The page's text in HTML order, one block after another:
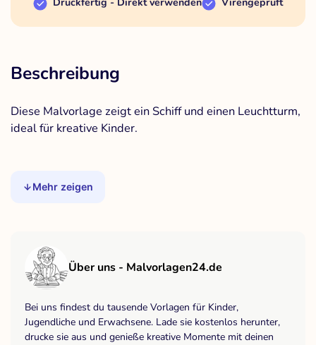
Beschreibung
Diese Malvorlage zeigt ein Schiff und einen Leuchtturm,
ideal für kreative Kinder.
Mehr zeigen
Über uns - Malvorlagen24.de
Bei uns findest du tausende Vorlagen für Kinder,
Jugendliche und Erwachsene. Lade sie kostenlos herunter,
drucke sie aus und genieße kreative Momente mit deinen